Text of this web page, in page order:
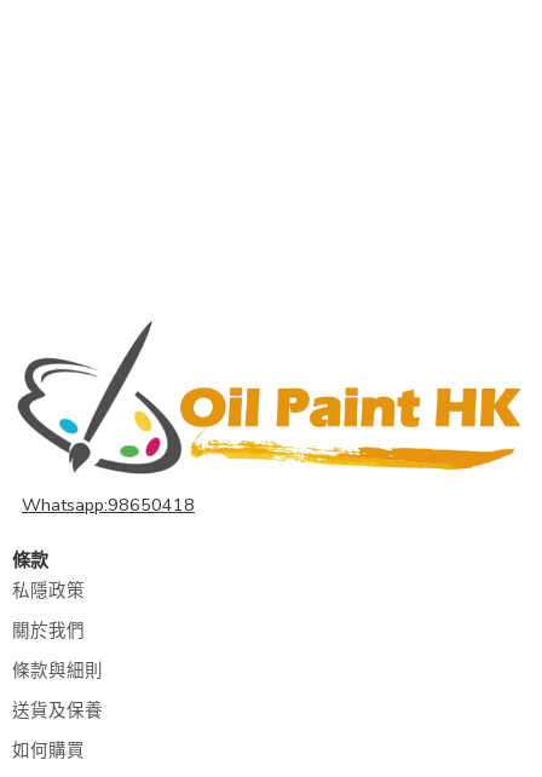
Whatsapp:98650418
條款
私隱政策
關於我們
條款與細則
送貨及保養
如何購買